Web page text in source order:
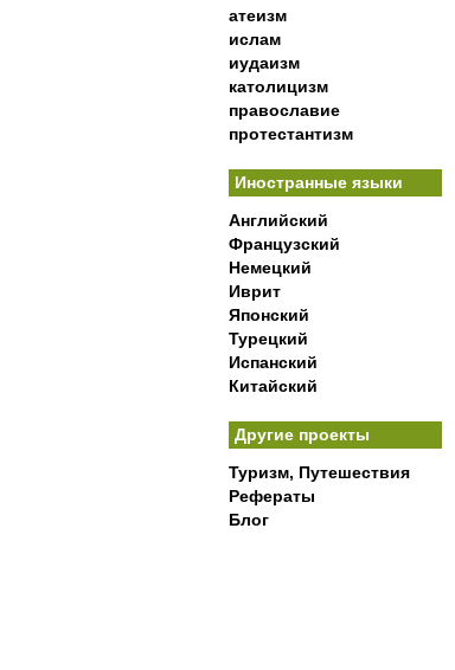
атеизм
ислам
иудаизм
католицизм
православие
протестантизм
Иностранные языки
Английский
Французский
Немецкий
Иврит
Японский
Турецкий
Испанский
Китайский
Другие проекты
Туризм, Путешествия
Рефераты
Блог